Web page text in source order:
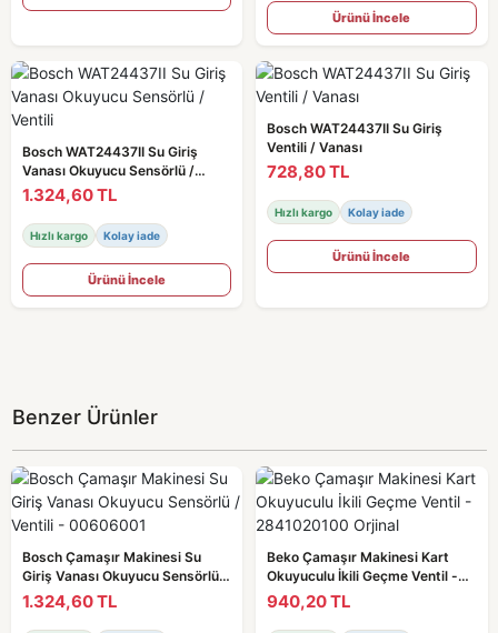
Ürünü İncele
Bosch WAT24437II Su Giriş
Vanası Okuyucu Sensörlü /
Ventili
1.324,60 TL
Hızlı kargo Kolay iade
Ürünü İncele
Bosch WAT24437II Su Giriş
Ventili / Vanası
728,80 TL
Hızlı kargo Kolay iade
Ürünü İncele
Benzer Ürünler
Bosch Çamaşır Makinesi Su
Giriş Vanası Okuyucu Sensörlü /
Ventili - 00606001
1.324,60 TL
Beko Çamaşır Makinesi Kart
Okuyuculu İkili Geçme Ventil -
2841020100 Orjinal
940,20 TL